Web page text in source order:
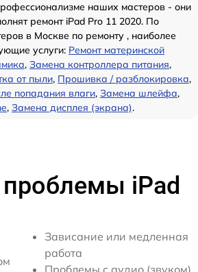
наших мастеров - они
ремонт iPad Pro 11 2020. По
в Москве по ремонту , наиболее
услуги: Ремонт материнской
, Замена контроллера питания,
от пыли, Прошивка / разблокировка,
попадания влаги, Замена шлейфа,
, Замена дисплея (экрана).
iPad
Зависание или медленная
работа
Проблемы с аудио (звуком)